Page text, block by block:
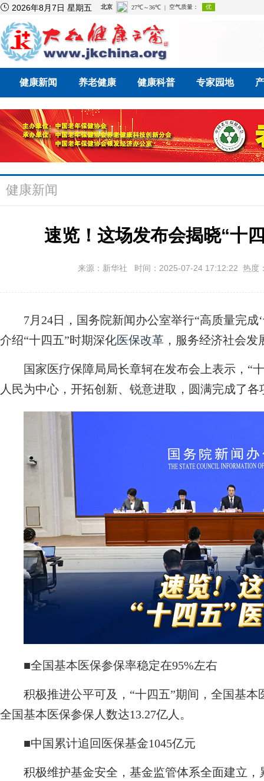
 2026年8月7日 星期五
健康新闻 养老健康 健康科普 专家园地
健康新闻
速览！这场发布会揭晓“十
来源：新华社 时间：2025-07-24 17:12:22 热度
7月24日，国务院新闻办公室举行“高质量完成‘
介绍“十四五”时期深化医保改革 ，服务经济社会
国家医疗保障局局长章轲在发布会上表示，“十
人民为中心，开拓创新、锐意进取，圆满完成了各
■全国基本医保参保率稳定在95%左右
积极推进公平可及，“十四五”期间，全国基本
全国基本医保参保人数达13.27亿人。
■中国累计追回医保基金1045亿元
积极维护基金安全，基金监管体系全面建立，